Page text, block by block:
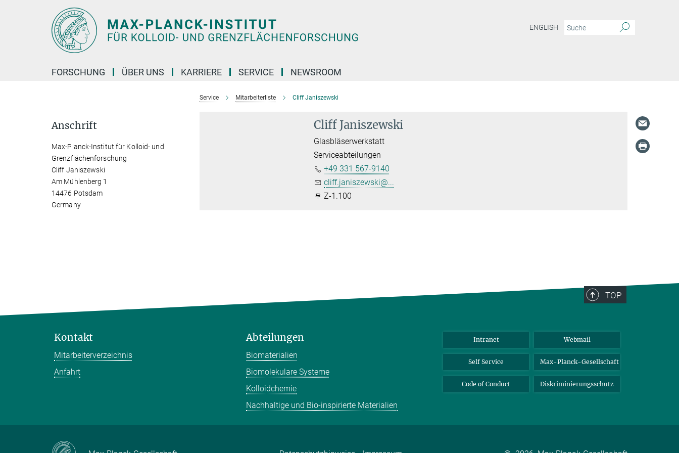
ENGLISH
FORSCHUNG ÜBER UNS KARRIERE SERVICE NEWSROOM
Service Mitarbeiterliste Cliff Janiszewski
Cliff Janiszewski
Glasbläserwerkstatt
Serviceabteilungen
+49 331 567-9140
cliff.janiszewski@...
Z-1.100
Anschrift
Max-Planck-Institut für Kolloid- und
Grenzflächenforschung
Cliff Janiszewski
Am Mühlenberg 1
14476 Potsdam
Germany
TOP
Kontakt
Mitarbeiterverzeichnis
Anfahrt
Abteilungen
Biomaterialien
Biomolekulare Systeme
Kolloidchemie
Nachhaltige und Bio-inspirierte Materialien
Intranet Webmail
Self Service Max-Planck-Gesellschaft
Code of Conduct Diskriminierungsschutz